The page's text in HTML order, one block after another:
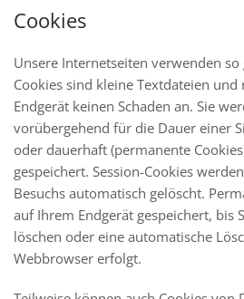
Cookies
Unsere Internetseiten verwenden so
Cookies sind kleine Textdateien
Endgerät keinen Schaden an. Sie
vorübergehend für die Dauer einer
oder dauerhaft (permanente
gespeichert. Session-Cookies
Besuchs automatisch gelöscht.
auf Ihrem Endgerät gespeichert, bis
löschen oder eine automatische
Webbrowser erfolgt.